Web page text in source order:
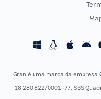
Concursos Fiscais
Gran é uma marca da empresa
18.260.822/0001-77, SBS